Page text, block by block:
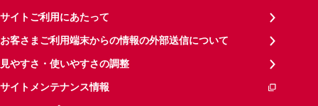
サイトご利用にあたって
お客さまご利用端末からの情報の外部送信について
見やすさ・使いやすさの調整
サイトメンテナンス情報